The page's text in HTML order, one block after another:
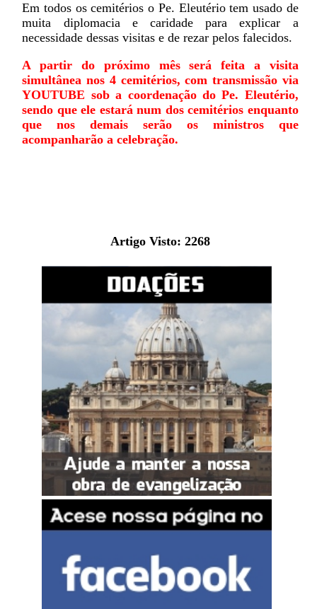
Em todos os cemitérios o Pe. Eleutério tem usado de
muita diplomacia e caridade para explicar a
necessidade dessas visitas e de rezar pelos falecidos.
A partir do próximo mês será feita a visita
simultânea nos 4 cemitérios, com transmissão via
YOUTUBE sob a coordenação do Pe. Eleutério,
sendo que ele estará num dos cemitérios enquanto
que nos demais serão os ministros que
acompanharão a celebração.
Artigo Visto: 2268